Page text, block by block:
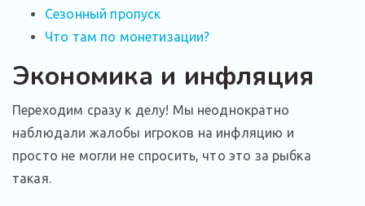
Сезонный пропуск
Что там по монетизации?
Экономика и инфляция
Переходим сразу к делу! Мы неоднократно
наблюдали жалобы игроков на инфляцию и
просто не могли не спросить, что это за рыбка
такая.